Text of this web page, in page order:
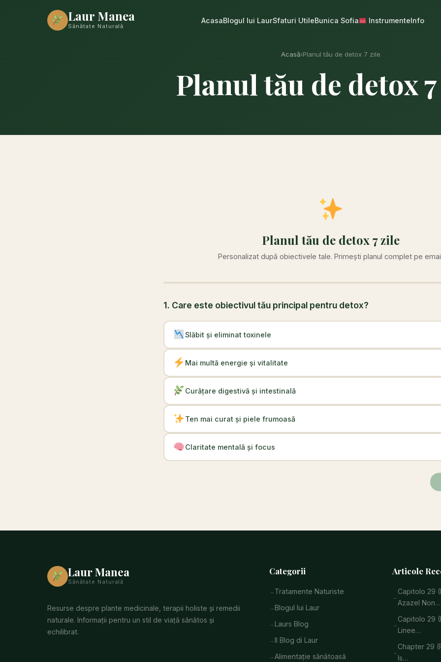
Laur Manea
Sănătate Naturală
AcasaBlogul lui LaurSfaturi UtileBunica Sofia InstrumenteInfo
Acasă›Planul tău de detox 7 zile
Planul tău de detox
Planul tău de detox 7 zile
Personalizat după obiectivele tale. Primești planul complet pe
1. Care este obiectivul tău principal pentru detox?
Slăbit și eliminat toxinele
Mai multă energie și vitalitate
Curățare digestivă și intestinală
Ten mai curat și piele frumoasă
Claritate mentală și focus
Laur Manea
Sănătate Naturală
Resurse despre plante medicinale, terapii holiste și remedii
naturale. Informații pentru un stil de viață sănătos și
echilibrat.
Categorii
Tratamente Naturiste
Blogul lui Laur
Laurs Blog
Il Blog di Laur
Alimentație sănătoasă
Articole
Capitolo 29
Azazel Non…
Capitolo 29
Linee…
Chapter 29
Is…